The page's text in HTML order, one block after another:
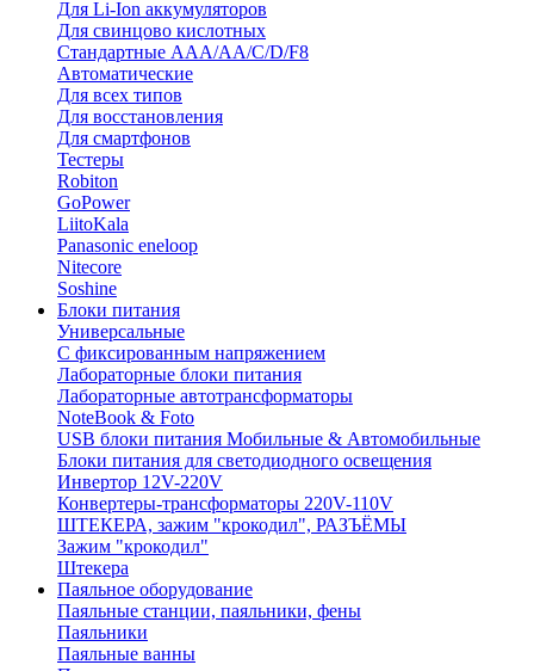
Для Li-Ion аккумуляторов
Для свинцово кислотных
Стандартные ААА/АА/С/D/F8
Автоматические
Для всех типов
Для восстановления
Для смартфонов
Тестеры
Robiton
GoPower
LiitoKala
Panasonic eneloop
Nitecore
Soshine
Блоки питания
Универсальные
C фиксированным напряжением
Лабораторные блоки питания
Лабораторные автотрансформаторы
NoteBook & Foto
USB блоки питания Мобильные & Автомобильные
Блоки питания для светодиодного освещения
Инвертор 12V-220V
Конвертеры-трансформаторы 220V-110V
ШТЕКЕРА, зажим "крокодил", РАЗЪЁМЫ
Зажим "крокодил"
Штекера
Паяльное оборудование
Паяльные станции, паяльники, фены
Паяльники
Паяльные ванны